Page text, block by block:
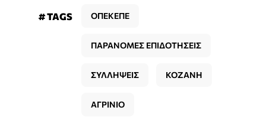
# TAGS ΟΠΕΚΕΠΕ
ΠΑΡΑΝΟΜΕΣ ΕΠΙΔΟΤΗΣΕΙΣ
ΣΥΛΛΗΨΕΙΣ ΚΟΖΑΝΗ
ΑΓΡΙΝΙΟ